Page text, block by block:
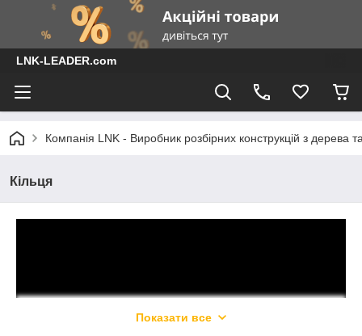
LNK-LEADER.com
Компанія LNK - Виробник розбірних конструкцій з дерева
Кільця
Показати все